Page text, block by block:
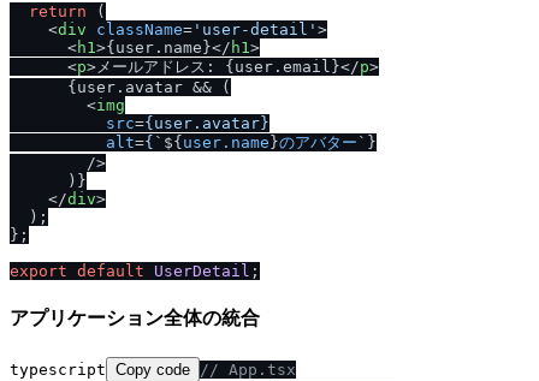
return (
<div className= 'user-detail' >
<h1 >{user.name}</ h1 >
<p> メールアドレス: {user.email}</p>
      {user.avatar && (
<img
src={user.avatar}
alt={ `${user.name}のアバター `}
        />
      )}
</div>
  );
};
export default UserDetail
アプリケーション全体の統合
typescript Copy code // App.tsx